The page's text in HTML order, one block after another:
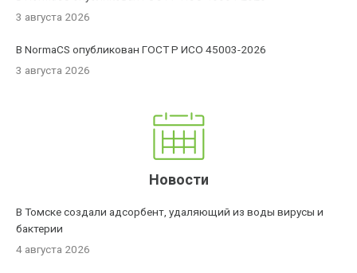
3 августа 2026
В NormaCS опубликован ГОСТ Р ИСО 45003-2026
3 августа 2026
Новости
В Томске создали адсорбент, удаляющий из воды вирусы и
бактерии
4 августа 2026